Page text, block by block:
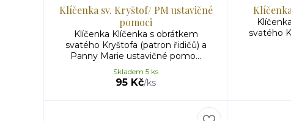
Klíčenka sv. Kryštof/ PM ustavičné
pomoci
Klíčenka Klíčenka s obrátkem
svatého Kryštofa (patron řidičů) a
Panny Marie ustavičné pomo...
95 Kč/ks
Skladem 5 ks
svatého